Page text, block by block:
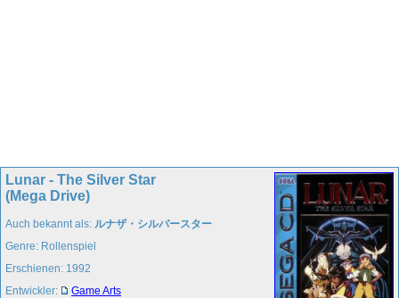
Lunar - The Silver Star
(Mega Drive)
Auch bekannt als: ルナザ・シルバースター
Genre: Rollenspiel
Erschienen: 1992
Entwickler:
Game Arts